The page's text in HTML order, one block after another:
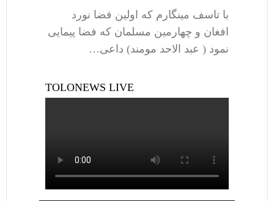
با تاسف مینگارم که اولین فضا نورد
افغان و چهارمین مسلمان که فضا پیمایی
نمود ( عبد الاحد مومند) داعی…
TOLONEWS LIVE